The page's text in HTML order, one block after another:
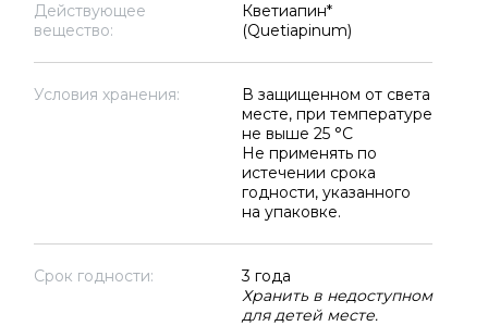
Действующее
вещество:
Кветиапин*
(Quetiapinum)
Условия хранения:
В защищенном от света
месте, при температуре
не выше 25 °C
Не применять по
истечении срока
годности, указанного
на упаковке.
Срок годности:
3 года
Хранить в недоступном
для детей месте.